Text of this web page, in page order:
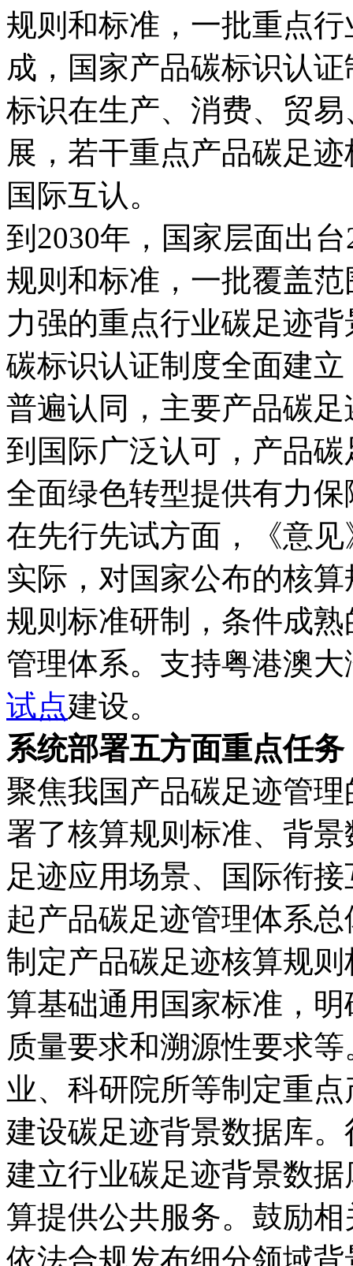
规则和标准，一批重点
成，国家产品碳标识认
标识在生产、消费、贸
展，若干重点产品碳足
国际互认。
到2030年，国家层面出
规则和标准，一批覆盖
力强的重点行业碳足迹
碳标识认证制度全面建
普遍认同，主要产品碳
到国际广泛认可，产品
全面绿色转型提供有力保
在先行先试方面，《意
实际，对国家公布的核
规则标准研制，条件成
管理体系。支持粤港澳
试点建设。
系统部署五方面重点任务
聚焦我国产品碳足迹管
署了核算规则标准、背
足迹应用场景、国际衔
起产品碳足迹管理体系
制定产品碳足迹核算规
算基础通用国家标准，
质量要求和溯源性要求
业、科研院所等制定重
建设碳足迹背景数据库
建立行业碳足迹背景数
算提供公共服务。鼓励
依法合规发布细分领域